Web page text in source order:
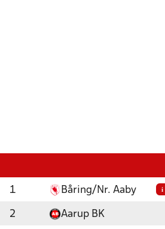
1 Båring/Nr. Aaby i
2 Aarup BK